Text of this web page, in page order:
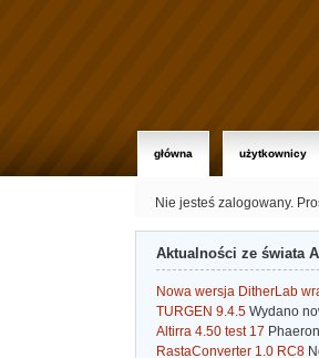
główna użytkownicy
Nie jesteś zalogowany.
Aktualności ze świata
Nowa wersja DitherLab
TURGEN 9.4.5 Wydano
Altirra 4.50 test 17
RastaConverter 1.0 RC8